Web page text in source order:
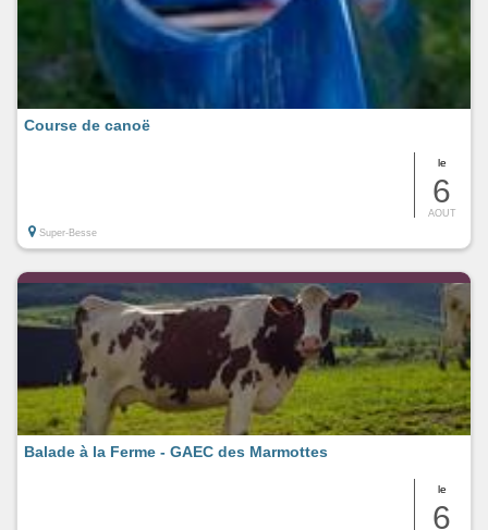
le
6
AOUT
Course de canoë
Super-Besse
le
6
Balade à la Ferme - GAEC des Marmottes